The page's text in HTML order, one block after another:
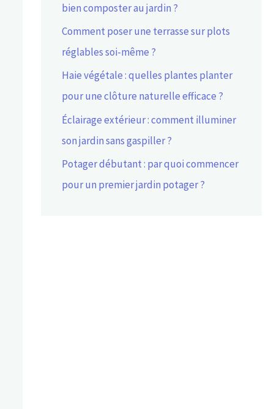
bien composter au jardin ?
Comment poser une terrasse sur plots
réglables soi-même ?
Haie végétale : quelles plantes planter
pour une clôture naturelle efficace ?
Éclairage extérieur : comment illuminer
son jardin sans gaspiller ?
Potager débutant : par quoi commencer
pour un premier jardin potager ?